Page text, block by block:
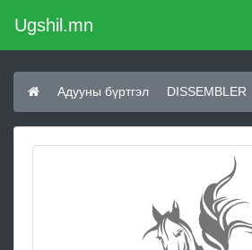
Ugshil.mn
Адууны бүртгэл DISSEMBLER